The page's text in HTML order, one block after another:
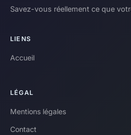
Savez-vous réellement ce que
LIENS
Accueil
LÉGAL
Mentions légales
Contact